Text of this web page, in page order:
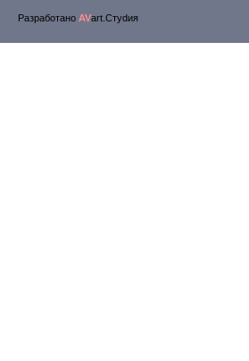
Разработано AVart.Стуdия